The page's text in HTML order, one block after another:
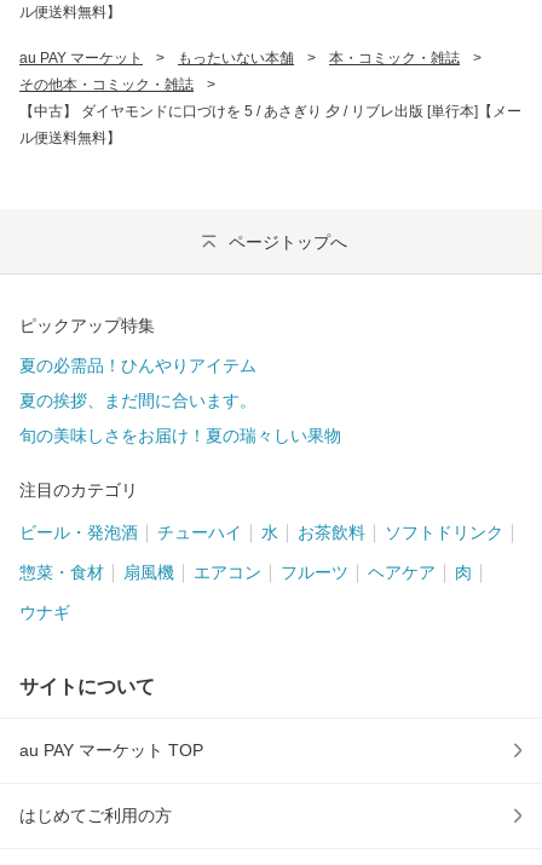
ル便送料無料】
au PAY マーケット > もったいない本舗 > 本・コミック・雑誌
>
その他本・コミック・雑誌
>
【中古】 ダイヤモンドに口づけを 5 / あさぎり 夕 / リブレ出版 [単行本]【メー
ル便送料無料】
ページトップへ
ピックアップ特集
夏の必需品！ひんやりアイテム
夏の挨拶、まだ間に合います。
旬の美味しさをお届け！夏の瑞々しい果物
注目のカテゴリ
ビール・発泡酒 チューハイ 水 お茶飲料 ソフトドリンク
惣菜・食材 扇風機 エアコン フルーツ ヘアケア 肉
ウナギ
サイトについて
au PAY マーケット TOP
はじめてご利用の方